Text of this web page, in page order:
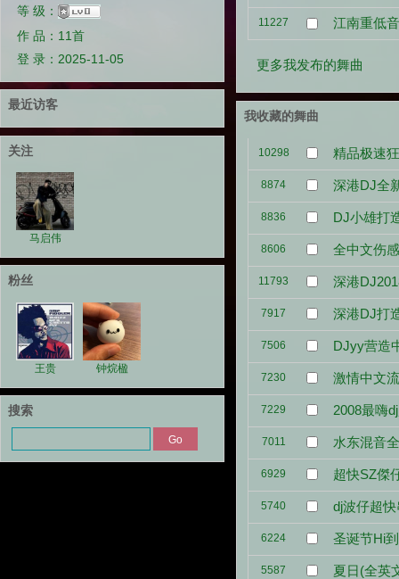
等 级：
作 品：11首
登 录：2025-11-05
最近访客
关注
马启伟
粉丝
王贵 钟烷楹
搜索
11227 江南重低
更多我发布的舞曲
我收藏的舞曲
10298 精品极速
8874 深港DJ全
8836 DJ小雄打
8606 全中文伤
11793 深港
7917 深港DJ打
7506 DJyy营造
7230 激情中文
7229 2008最嗨
7011 水东混音
6929 超快SZ傑
5740 dj波仔超
6224 圣诞节Hi
5587 夏日(全英